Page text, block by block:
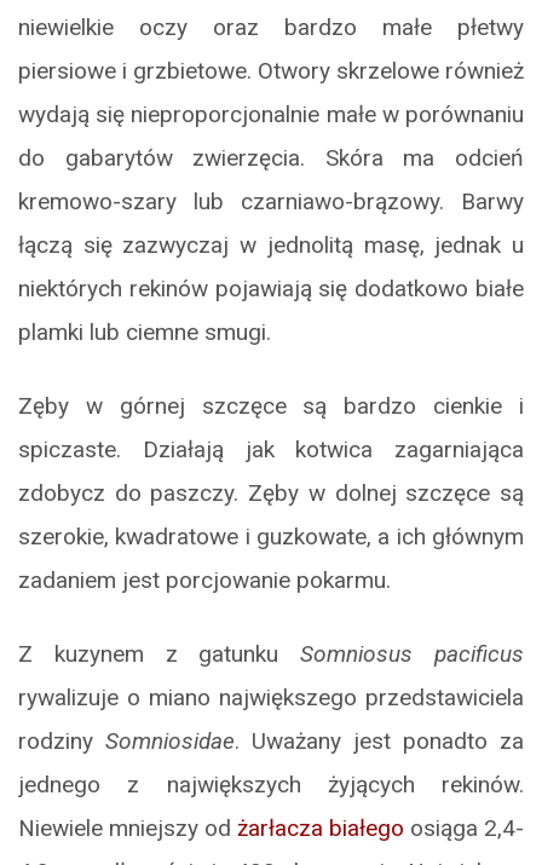
niewielkie oczy oraz bardzo małe płetwy
piersiowe i grzbietowe. Otwory skrzelowe również
wydają się nieproporcjonalnie małe w porównaniu
do gabarytów zwierzęcia. Skóra ma odcień
kremowo-szary lub czarniawo-brązowy. Barwy
łączą się zazwyczaj w jednolitą masę, jednak u
niektórych rekinów pojawiają się dodatkowo białe
plamki lub ciemne smugi.
Zęby w górnej szczęce są bardzo cienkie i
spiczaste. Działają jak kotwica zagarniająca
zdobycz do paszczy. Zęby w dolnej szczęce są
szerokie, kwadratowe i guzkowate, a ich głównym
zadaniem jest porcjowanie pokarmu.
Z kuzynem z gatunkuSomniosus pacificus
rywalizuje o miano największego przedstawiciela
rodziny Somniosidae. Uważany jest ponadto za
jednego z największych żyjących rekinów.
Niewiele mniejszy od żarłacza białego osiąga 2,4-